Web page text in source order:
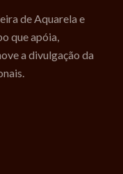
de Aquarela e
que apóia,
a divulgação da